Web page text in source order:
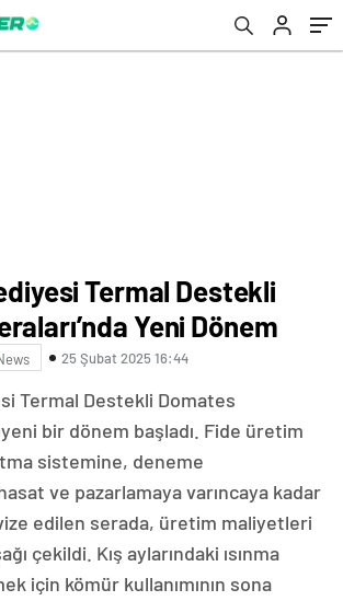
Termal Destekli
Yeni Dönem
25 Şubat 2025 16:44
Termal Destekli Domates
bir dönem başladı. Fide üretim
sistemine, deneme
ve pazarlamaya varıncaya kadar
edilen serada, üretim maliyetleri
çekildi. Kış aylarındaki ısınma
için kömür kullanımının sona